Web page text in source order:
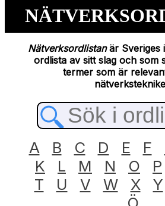
Nätverksordlistanär Sveriges
ordlista av sitt slag och som
termer som är
A B C D E F
K
L M N O P
T
U V W X Y